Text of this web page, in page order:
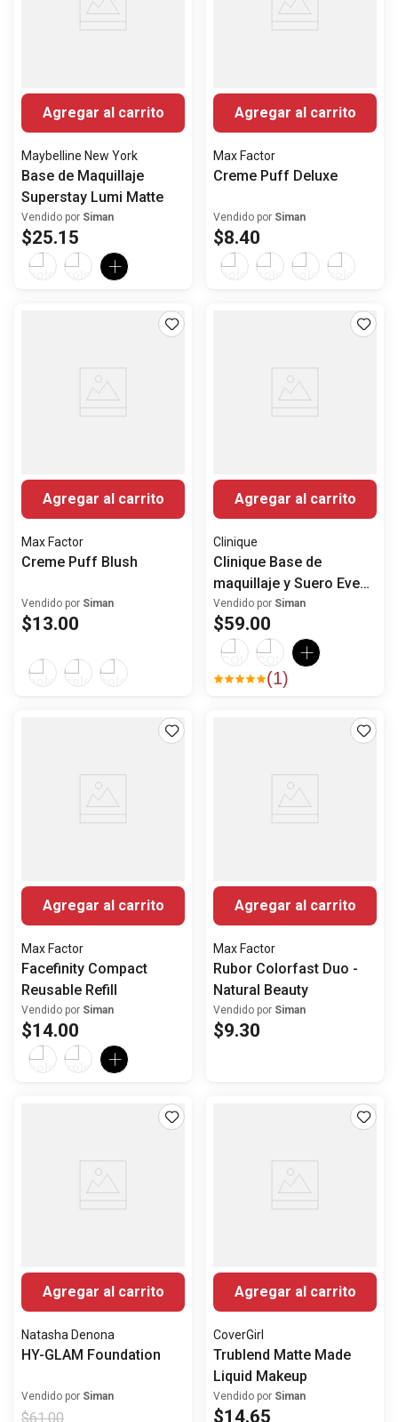
Agregar al carrito
Maybelline New York
Base de Maquillaje
Superstay Lumi Matte
Vendido por Siman
$25.15
Agregar al carrito
Max Factor
Creme Puff Deluxe
Vendido por Siman
$8.40
Agregar al carrito
Max Factor
Creme Puff Blush
Vendido por Siman
$13.00
Agregar al carrito
Clinique
Clinique Base de
maquillaje y Suero Even
Better Clinical ™ SPF 20
Vendido por Siman
$59.00
(1)
Agregar al carrito
Max Factor
Facefinity Compact
Reusable Refill
Vendido por Siman
$14.00
Agregar al carrito
Max Factor
Rubor Colorfast Duo -
Natural Beauty
Vendido por Siman
$9.30
Agregar al carrito
Natasha Denona
HY-GLAM Foundation
Vendido por Siman
$61.00
Agregar al carrito
CoverGirl
Trublend Matte Made
Liquid Makeup
Vendido por Siman
$14.65